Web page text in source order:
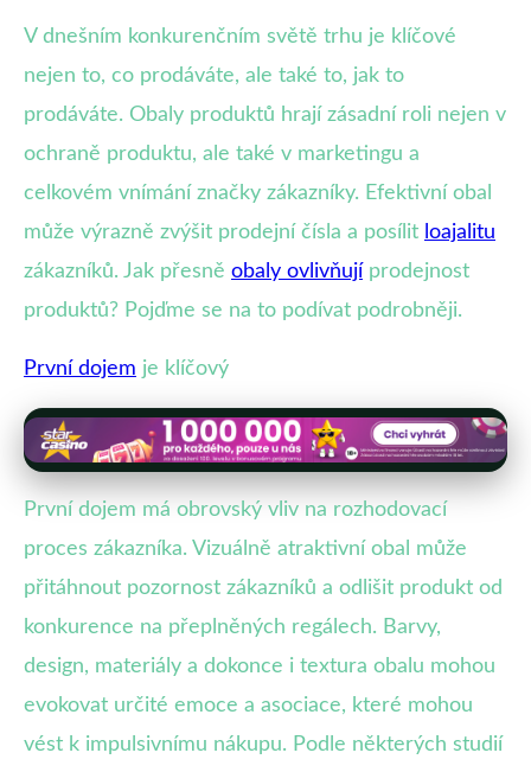
V dnešním konkurenčním světě trhu je klíčové
nejen to, co prodáváte, ale také to, jak to
prodáváte. Obaly produktů hrají zásadní roli nejen v
ochraně produktu, ale také v marketingu a
celkovém vnímání značky zákazníky. Efektivní obal
může výrazně zvýšit prodejní čísla a posílit loajalitu
zákazníků. Jak přesně obaly ovlivňují prodejnost
produktů? Pojďme se na to podívat podrobněji.
První dojem je klíčový
První dojem má obrovský vliv na rozhodovací
proces zákazníka. Vizuálně atraktivní obal může
přitáhnout pozornost zákazníků a odlišit produkt od
konkurence na přeplněných regálech. Barvy,
design, materiály a dokonce i textura obalu mohou
evokovat určité emoce a asociace, které mohou
vést k impulsivnímu nákupu. Podle některých studií